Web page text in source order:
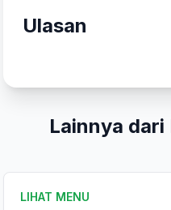
Ulasan
Lainnya dari
LIHAT MENU